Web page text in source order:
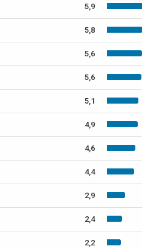
5,9
5,8
5,6
5,6
5,1
4,9
4,6
4,4
2,9
2,4
2,2